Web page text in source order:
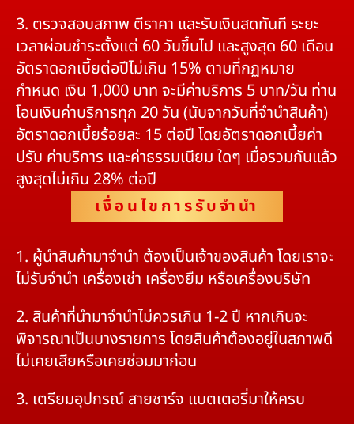
3. ตรวจสอบสภาพ ตีราคา และรับเงินสดทันที ระยะ
เวลาผ่อนชำระตั้งแต่ 60 วันขึ้นไป และสูงสุด 60 เดือน
อัตราดอกเบี้ยต่อปีไม่เกิน 15% ตามที่กฏหมาย
กำหนด เงิน 1,000 บาท จะมีค่าบริการ 5 บาท/วัน ท่าน
โอนเงินค่าบริการทุก 20 วัน (นับจากวันที่จำนำสินค้า)
อัตราดอกเบี้ยร้อยละ 15 ต่อปี โดยอัตราดอกเบี้ยค่า
ปรับ ค่าบริการ และค่าธรรมเนียม ใดๆ เมื่อรวมกันแล้ว
สูงสุดไม่เกิน 28% ต่อปี
เงื่อนไขการรับจำนำ
1. ผู้นำสินค้ามาจำนำ ต้องเป็นเจ้าของสินค้า โดยเราจะ
ไม่รับจำนำ เครื่องเช่า เครื่องยืม หรือเครื่องบริษัท
2. สินค้าที่นำมาจำนำไม่ควรเกิน 1-2 ปี หากเกินจะ
พิจารณาเป็นบางรายการ โดยสินค้าต้องอยู่ในสภาพดี
ไม่เคยเสียหรือเคยซ่อมมาก่อน
3. เตรียมอุปกรณ์ สายชาร์จ แบตเตอรี่มาให้ครบ